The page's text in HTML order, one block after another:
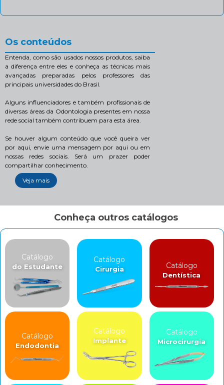
Os conteúdos
Entenda, como são usados nossos produtos, saiba
a diferença entre eles e conheça as técnicas mais
avançadas preparadas pelos professores das
principais universidades do Brasil.
Alguns influenciadores e também profissionais de
diversas áreas da Odontologia presentes em nossa
rede social também contribuem para esta área.
Se houver algum conteúdo que você queira ver
por aqui, envie uma mensagem por aqui ou em
nossas redes sociais. Será um prazer poder
compartilhar conhecimento.
Veja mais
Conheça outros catálogos
Catálogo
do Estudante
Catálogo
Cirurgia Catálogo
Dentística
Catálogo
Endodontia
Catálogo
Implante
Catálogo
Microcirurgia